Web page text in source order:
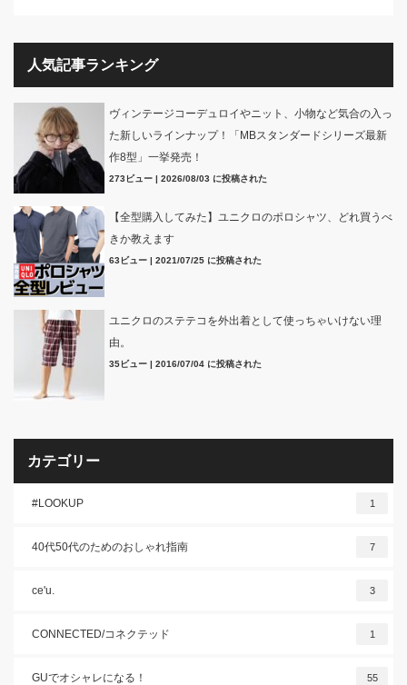
人気記事ランキング
ヴィンテージコーデュロイやニット、小物など気合の入っ
た新しいラインナップ！「MBスタンダードシリーズ最新
作8型」一挙発売！
273ビュー 2026/08/03 に投稿された
【全型購入してみた】ユニクロのポロシャツ、どれ買うべ
きか教えます
63ビュー 2021/07/25 に投稿された
ユニクロのステテコを外出着として使っちゃいけない理
由。
35ビュー 2016/07/04 に投稿された
カテゴリー
#LOOKUP 1
40代50代のためのおしゃれ指南 7
ce'u. 3
CONNECTED/コネクテッド 1
GUでオシャレになる！ 55